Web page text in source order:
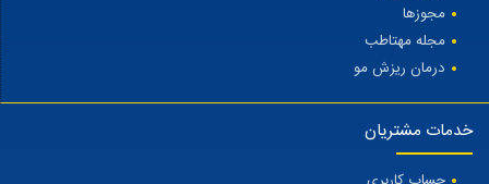
مجوزها
مجله مهتاطب
درمان ریزش مو
خدمات مشتریان